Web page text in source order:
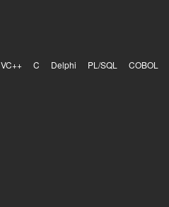
VC++ C Delphi PL/SQL COBOL